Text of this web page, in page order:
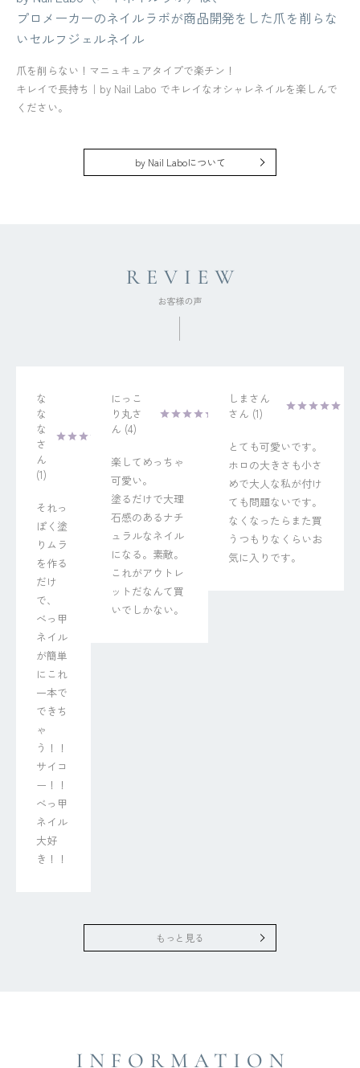
プロメーカーのネイルラボが商品開発をした爪を削らな
いセルフジェルネイル
爪を削らない！マニュキュアタイプで楽チン！
キレイで長持ち｜by Nail Labo でキレイなオシャレネイルを楽しんで
ください。
by Nail Laboについて
な
な
な
1
それっ
ぽく塗
りムラ
を作る
だけ
で、
べっ甲
ネイル
が簡単
にこれ
一本で
できち
ゃ
う！！
サイコ
ー！！
べっ甲
ネイル
大好
き！！
にっこ
り丸
4
楽してめっちゃ
可愛い。
塗るだけで大理
石感のあるナチ
ュラルなネイル
になる。素敵。
これがアウトレ
ットだなんて買
いでしかない。
しまさん
1
とても可愛いです。
ホロの大きさも小さ
めで大人な私が付け
ても問題ないです。
なくなったらまた買
うつもりなくらいお
気に入りです。
もっと見る